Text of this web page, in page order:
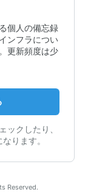
個人の備忘録
ンフラについ
更新頻度は少
ックしたり、
ります。
Reserved.